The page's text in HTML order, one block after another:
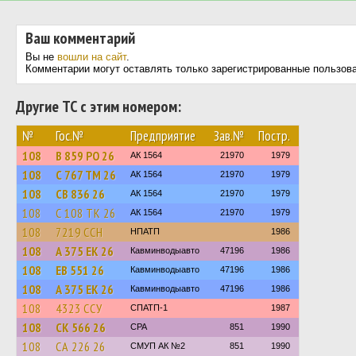
Ваш комментарий
Вы не вошли на сайт.
Комментарии могут оставлять только зарегистрированные
Другие ТС с этим номером:
№ Гос.№ Предприятие Зав.№ Постр.
108 В 859 РО 26 АК 1564 21970 1979
108 С 767 ТМ 26 АК 1564 21970 1979
108 СВ 836 26 АК 1564 21970 1979
108 С 108 ТК 26 АК 1564 21970 1979
108 7219 ССН НПАТП 1986
108 А 375 ЕК 26 Кавминводыавто 47196 1986
108 ЕВ 551 26 Кавминводыавто 47196 1986
108 А 375 ЕК 26 Кавминводыавто 47196 1986
108 4323 ССУ СПАТП-1 1987
108 СК 566 26 СРА 851 1990
108 СА 226 26 СМУП АК №2 851 1990